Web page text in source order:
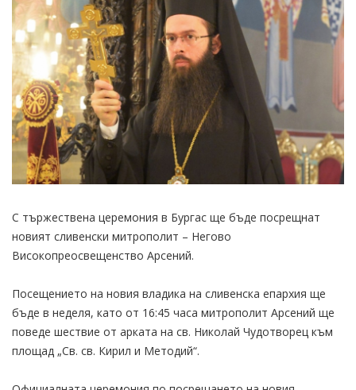
С тържествена церемония в Бургас ще бъде посрещнат
новият сливенски митрополит – Негово
Високопреосвещенство Арсений.
Посещението на новия владика на сливенска епархия ще
бъде в неделя, като от 16:45 часа митрополит Арсений ще
поведе шествие от арката на св. Николай Чудотворец към
площад „Св. св. Кирил и Методий“.